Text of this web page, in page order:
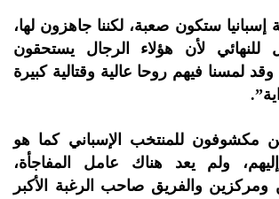
ستكون صعبة، لكننا جاهزون لها،
لأن هؤلاء الرجال يستحقون
وقد لمسنا فيهم روحا عالية وقتالية كبيرة
مكشوفون للمنتخب الإسباني كما هو
إليهم، ولم يعد هناك عامل المفاجأة،
والفريق صاحب الرغبة الأكبر